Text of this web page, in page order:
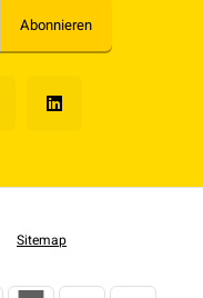
Abonnieren
Sitemap